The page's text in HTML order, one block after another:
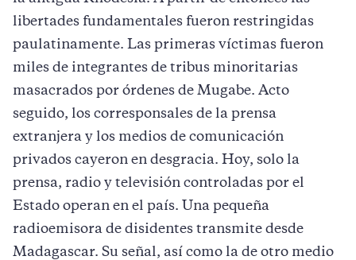
libertades fundamentales fueron restringidas
paulatinamente. Las primeras víctimas fueron
miles de integrantes de tribus minoritarias
masacrados por órdenes de Mugabe. Acto
seguido, los corresponsales de la prensa
extranjera y los medios de comunicación
privados cayeron en desgracia. Hoy, solo la
prensa, radio y televisión controladas por el
Estado operan en el país. Una pequeña
radioemisora de disidentes transmite desde
Madagascar. Su señal, así como la de otro medio